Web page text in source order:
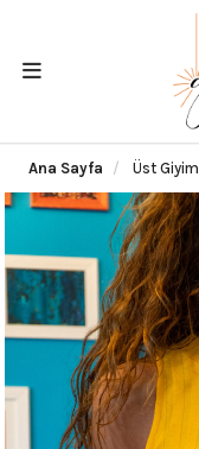
Ana Sayfa Üst Giyim